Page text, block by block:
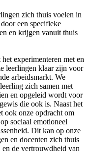
zich thuis voelen in
een specifieke
en krijgen vanuit thuis
experimenteren met en
leerlingen klaar zijn voor
arbeidsmarkt. We
zich samen met
en opgeleid wordt voor
die ook is. Naast het
ook onze opdracht om
sociaal emotioneel
Dit kan op onze
en docenten zich thuis
de vertrouwdheid van